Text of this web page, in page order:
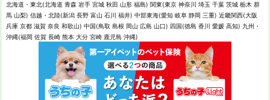
北海道・東北(北海道 青森 岩手 宮城 秋田 山形 福島) 関東(東京 神奈川 埼玉 千葉 茨城 栃木 群
馬 山梨) 信越・北陸(新潟 長野 富山 石川 福井) 中部東海(愛知 岐阜 静岡 三重) 近畿関西(大阪
兵庫 京都 滋賀 奈良 和歌山) 中国(鳥取 島根 岡山 広島 山口) 四国(徳島 香川 愛媛 高知) 九州・
沖縄(福岡 佐賀 長崎 熊本 大分 宮崎 鹿児島 沖縄)